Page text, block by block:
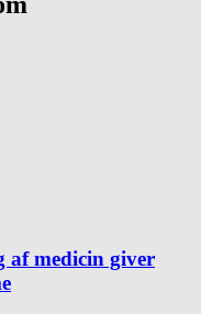
af medicin giver